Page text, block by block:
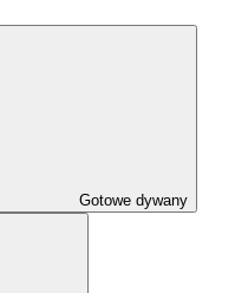
Gotowe dywany